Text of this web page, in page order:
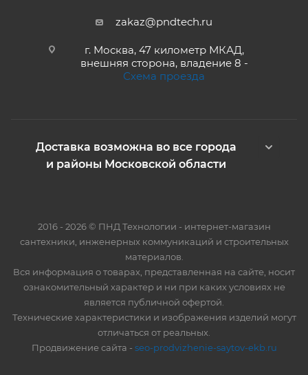
zakaz@pndtech.ru
г. Москва, 47 километр МКАД,
внешняя сторона, владение 8 -
Схема проезда
Доставка возможна во все города
и районы Московской области
2016 - 2026 © ПНД Технологии - интернет-магазин
сантехники, инженерных коммуникаций и строительных
материалов.
Вся информация о товарах, представленная на сайте, носит
ознакомительный характер и ни при каких условиях не
является публичной офертой.
Технические характеристики и изображения изделий могут
отличаться от реальных.
Продвижение сайта - seo-prodvizhenie-saytov-ekb.ru